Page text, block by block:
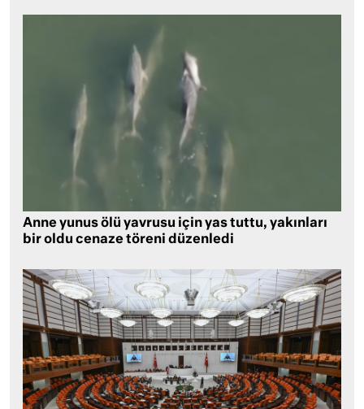
Anne yunus ölü yavrusu için yas tuttu, yakınları
bir oldu cenaze töreni düzenledi